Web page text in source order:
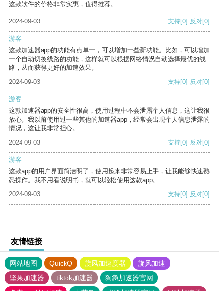
这款软件的价格非常实惠，值得推荐。
2024-09-03 支持[0] 反对[0]
游客
这款加速器app的功能有点单一，可以增加一些新功能。比如，可以增加
一个自动切换线路的功能，这样就可以根据网络情况自动选择最优的线
路，从而获得更好的加速效果。
2024-09-03
支持[0] 反对[0]
游客
这款加速器app的安全性很高，使用过程中不会泄露个人信息，这让我很
放心。我以前使用过一些其他的加速器app，经常会出现个人信息泄露的
情况，这让我非常担心。
2024-09-03
支持[0] 反对[0]
游客
这款app的用户界面简洁明了，使用起来非常容易上手，让我能够快速熟
悉操作。我不用看说明书，就可以轻松使用这款app。
2024-09-03
支持[0] 反对[0]
友情链接
网站地图 QuickQ 旋风加速度器
旋风加速
坚果加速器
tiktok加速器
狗急加速器官网